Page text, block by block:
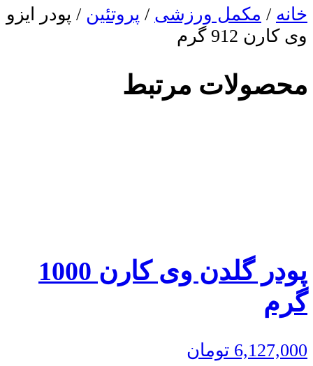
خانه / مکمل ورزشی / پروتئین / پودر ایزو
وی کارن 912 گرم
محصولات مرتبط
پودر گلدن وی کارن 1000
گرم
6,127,000 تومان